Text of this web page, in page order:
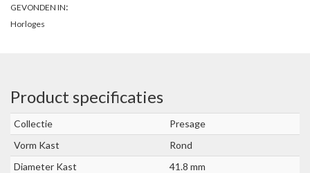
GEVONDEN IN:
Horloges
Product specificaties
Collectie
Presage
Vorm Kast
Rond
Diameter Kast
41.8 mm